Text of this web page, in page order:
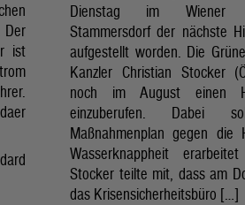
Der
ist
Dienstag im Wiener
Stammersdorf der nächste
aufgestellt worden. Die
Kanzler Christian Stocker
noch im August einen
einzuberufen. Dabei
Maßnahmenplan gegen die
Wasserknappheit
Stocker teilte mit, dass am
das Krisensicherheitsbüro […]